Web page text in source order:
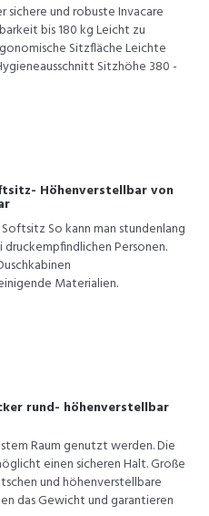
und robuste Invacare
bis 180 kg Leicht zu
Sitzfläche Leichte
Sitzhöhe 380 -
Höhenverstellbar von
So kann man stundenlang
Personen.
Materialien.
rund- höhenverstellbar
Raum genutzt werden. Die
einen sicheren Halt. Große
und höhenverstellbare
das Gewicht und garantieren